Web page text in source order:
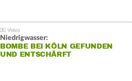
Niedrigwasser:
BOMBE BEI KÖLN GEFUNDEN
UND ENTSCHÄRFT